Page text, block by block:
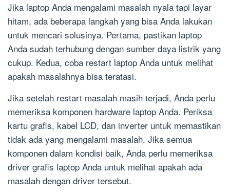
Jika laptop Anda mengalami masalah nyala tapi layar
hitam, ada beberapa langkah yang bisa Anda lakukan
untuk mencari solusinya. Pertama, pastikan laptop
Anda sudah terhubung dengan sumber daya listrik yang
cukup. Kedua, coba restart laptop Anda untuk melihat
apakah masalahnya bisa teratasi.
Jika setelah restart masalah masih terjadi, Anda perlu
memeriksa komponen hardware laptop Anda. Periksa
kartu grafis, kabel LCD, dan inverter untuk memastikan
tidak ada yang mengalami masalah. Jika semua
komponen dalam kondisi baik, Anda perlu memeriksa
driver grafis laptop Anda untuk melihat apakah ada
masalah dengan driver tersebut.